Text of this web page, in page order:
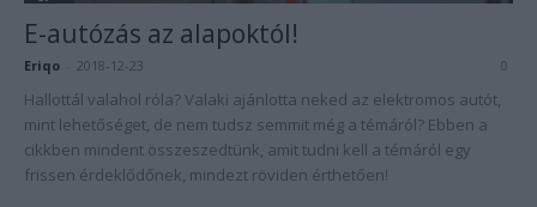
E-autózás az alapoktól!
Eriqo 2018-12-23 0
Hallottál valahol róla? Valaki ajánlotta neked az elektromos autót,
mint lehetőséget, de nem tudsz semmit még a témáról? Ebben a
cikkben mindent összeszedtünk, amit tudni kell a témáról egy
frissen érdeklődőnek, mindezt röviden érthetően!